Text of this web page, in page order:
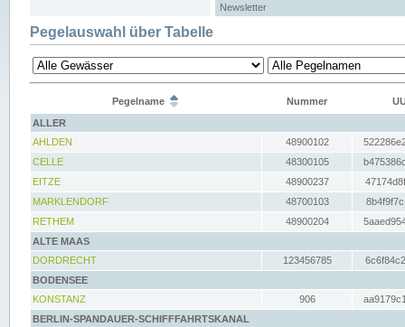
Newsletter
Pegelauswahl über Tabelle
Pegelname Nummer
ALLER
AHLDEN
48900102
CELLE
48300105
EITZE
48900237
MARKLENDORF
48700103
RETHEM
48900204
ALTE MAAS
DORDRECHT
123456785
BODENSEE
KONSTANZ
906
BERLIN-SPANDAUER-SCHIFFFAHRTSKANAL